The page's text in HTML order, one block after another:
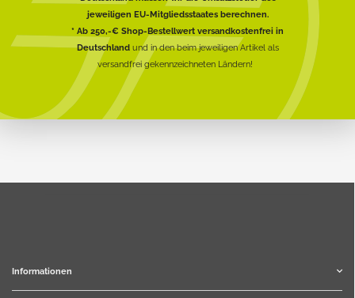
jeweiligen EU-Mitgliedsstaates berechnen.
* Ab 250,-€ Shop-Bestellwert versandkostenfrei in
Deutschlandund in den beim jeweiligen Artikel als
versandfrei gekennzeichneten Ländern!
Informationen